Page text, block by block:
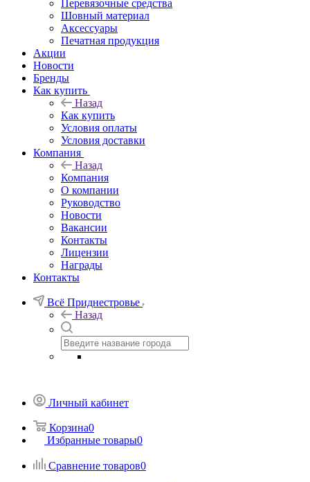
Перевязочные средства
Шовный материал
Аксессуары
Печатная продукция
Акции
Новости
Бренды
Как купить
Назад
Как купить
Условия оплаты
Условия доставки
Компания
Назад
Компания
О компании
Руководство
Новости
Вакансии
Контакты
Лицензии
Награды
Контакты
Всё Приднестровье
Назад
Личный кабинет
Корзина0
Избранные товары0
Сравнение товаров0